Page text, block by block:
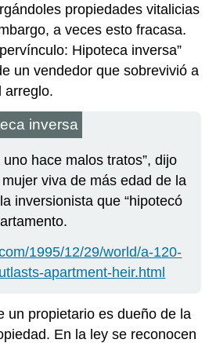
propiedades vitalicias
a veces esto fracasa.
Hipoteca inversa”
un vendedor que sobrevivió a
arreglo.
inversa
hace malos tratos”, dijo
viva de más edad de la
inversionista que “hipotecó
1995/12/29/world/a-120-
apartment-heir.html
un propietario es dueño de la
En la ley se reconocen